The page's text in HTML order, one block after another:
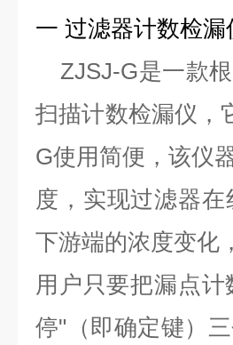
一 过滤器计数检漏
ZJSJ-G是一款
扫描计数检漏仪，
G使用简便，该仪
度，实现过滤器
下游端的浓度变化 ，
用户只要把漏点
停" （即确定键）